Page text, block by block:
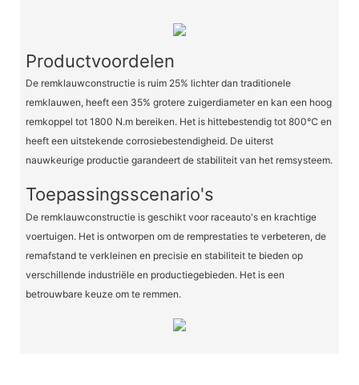
Productvoordelen
De remklauwconstructie is ruim 25% lichter dan traditionele
remklauwen, heeft een 35% grotere zuigerdiameter en kan een hoog
remkoppel tot 1800 N.m bereiken. Het is hittebestendig tot 800℃ en
heeft een uitstekende corrosiebestendigheid. De uiterst
nauwkeurige productie garandeert de stabiliteit van het remsysteem.
Toepassingsscenario's
De remklauwconstructie is geschikt voor raceauto's en krachtige
voertuigen. Het is ontworpen om de remprestaties te verbeteren, de
remafstand te verkleinen en precisie en stabiliteit te bieden op
verschillende industriële en productiegebieden. Het is een
betrouwbare keuze om te remmen.